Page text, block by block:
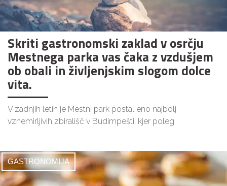
Skriti gastronomski zaklad v osrčju
Mestnega parka vas čaka z vzdušjem
ob obali in življenjskim slogom dolce
vita.
V zadnjih letih je Mestni park postal eno najbolj
vznemirljivih zbirališč v Budimpešti, kjer poleg
GASTRONOMIJA